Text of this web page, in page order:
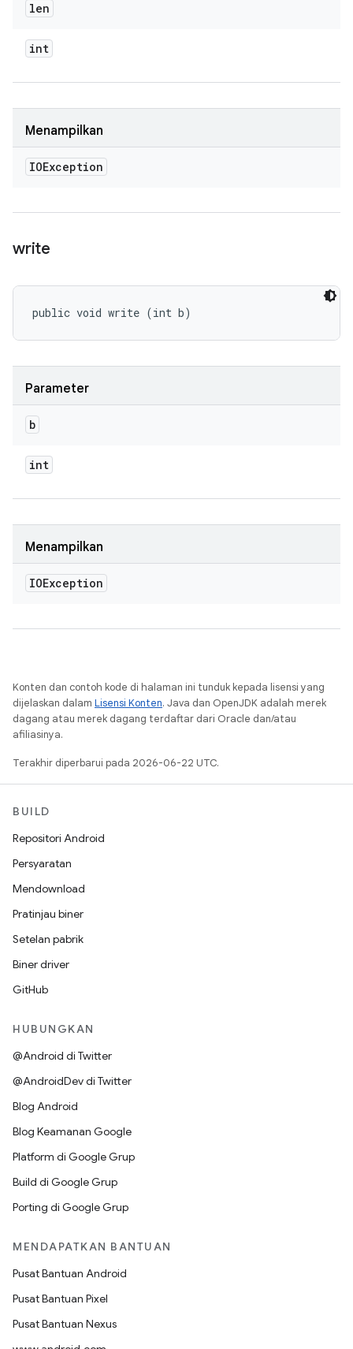
len
int
Menampilkan
IOException
write
public void write (int b)
Parameter
b
int
Menampilkan
IOException
Konten dan contoh kode di halaman ini tunduk kepada lisensi yang
dijelaskan dalam Lisensi Konten. Java dan OpenJDK adalah merek
dagang atau merek dagang terdaftar dari Oracle dan/atau
afiliasinya.
Terakhir diperbarui pada 2026-06-22 UTC.
BUILD
Repositori Android
Persyaratan
Mendownload
Pratinjau biner
Setelan pabrik
Biner driver
GitHub
HUBUNGKAN
@Android di Twitter
@AndroidDev di Twitter
Blog Android
Blog Keamanan Google
Platform di Google Grup
Build di Google Grup
Porting di Google Grup
MENDAPATKAN BANTUAN
Pusat Bantuan Android
Pusat Bantuan Pixel
Pusat Bantuan Nexus